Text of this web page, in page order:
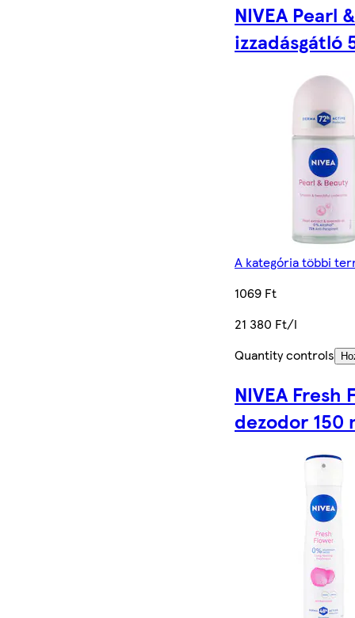
NIVEA Pearl
izzadásgátló
A kategória többi
1069 Ft
21 380 Ft/l
Quantity controls
NIVEA Fresh
dezodor 150